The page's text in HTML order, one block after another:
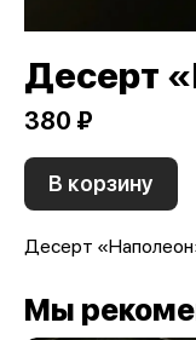
Десерт
380 ₽
В корзину
Десерт
Мы